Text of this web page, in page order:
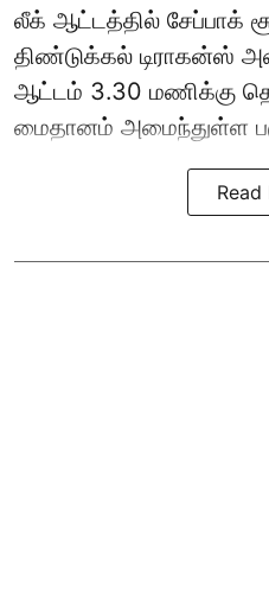
லீக் ஆட்டத்தில் சேப்பாக்
திண்டுக்கல் டிராகன்ஸ்
ஆட்டம் 3.30 மணிக்கு
மைதானம் அமைந்துள்ள